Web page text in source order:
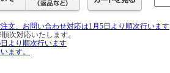
文、お問い合わせ対応は1月5日より順次行います
次対応いたします。
より順次行います
ます。